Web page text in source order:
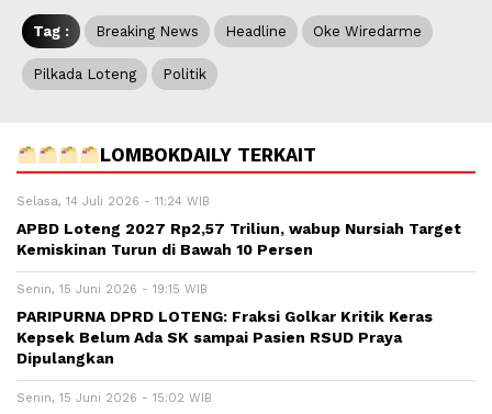
Tag : Breaking News Headline Oke Wiredarme
Pilkada Loteng Politik
LOMBOKDAILY TERKAIT
Selasa, 14 Juli 2026 - 11:24 WIB
APBD Loteng 2027 Rp2,57 Triliun, wabup Nursiah Target
Kemiskinan Turun di Bawah 10 Persen
Senin, 15 Juni 2026 - 19:15 WIB
PARIPURNA DPRD LOTENG: Fraksi Golkar Kritik Keras
Kepsek Belum Ada SK sampai Pasien RSUD Praya
Dipulangkan
Senin, 15 Juni 2026 - 15:02 WIB